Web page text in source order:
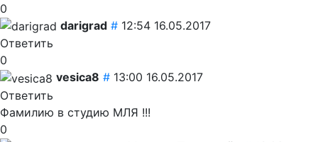
0
darigrad # 12:54 16.05.2017
Ответить
0
vesica8 # 13:00 16.05.2017
Ответить
Фамилию в студию МЛЯ !!!
0